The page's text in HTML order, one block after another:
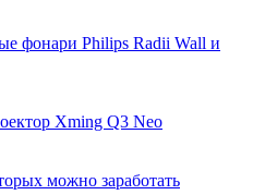
фонари Philips Radii Wall и
Xming Q3 Neo
можно заработать